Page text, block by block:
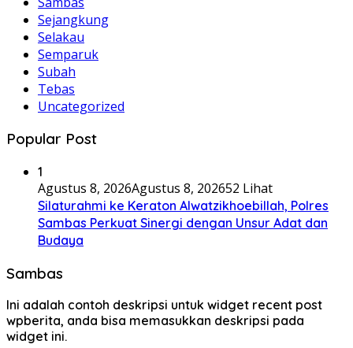
Sejangkung
Selakau
Semparuk
Subah
Tebas
Uncategorized
Popular Post
1
Agustus 8, 2026Agustus 8, 202652 Lihat
Silaturahmi ke Keraton Alwatzikhoebillah, Polres
Sambas Perkuat Sinergi dengan Unsur Adat dan
Budaya
Sambas
Ini adalah contoh deskripsi untuk widget recent post
wpberita, anda bisa memasukkan deskripsi pada
widget ini.